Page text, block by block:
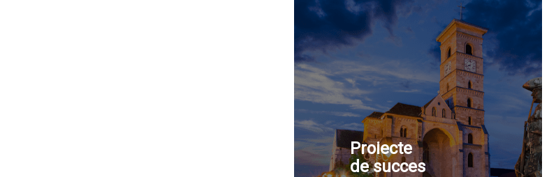
Proiecte
de succes